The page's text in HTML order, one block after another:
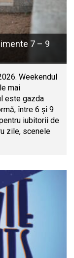
7 – 9
Weekendul
mai
este gazda
între 6 și 9
iubitorii de
zile, scenele